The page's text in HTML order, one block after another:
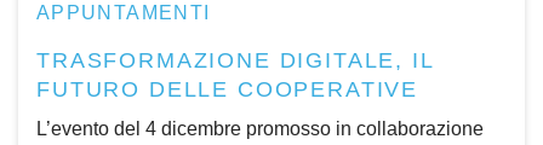
APPUNTAMENTI
TRASFORMAZIONE DIGITALE, IL
FUTURO DELLE COOPERATIVE
L’evento del 4 dicembre promosso in collaborazione